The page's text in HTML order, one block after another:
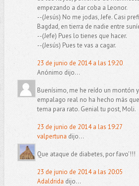
empezando a dar coba a Leonor.
--(Jesús) No me jodas, Jefe. Casi
Bagdad, en tierra de nadie entre
--(Jefe) Pues lo tienes que hacer.
--(Jesús) Pues te vas a cagar.
23 de junio de 2014 a las 19:20
Anónimo dijo...
Buenísimo, me he reído un montón
empalago real no ha hecho más
tema para rato. Genial tu post, Moli.
23 de junio de 2014 a las 19:27
valpertuna dijo...
Que ataque de diabetes, por favo'!!!
23 de junio de 2014 a las 20:05
Adaldrida dijo...